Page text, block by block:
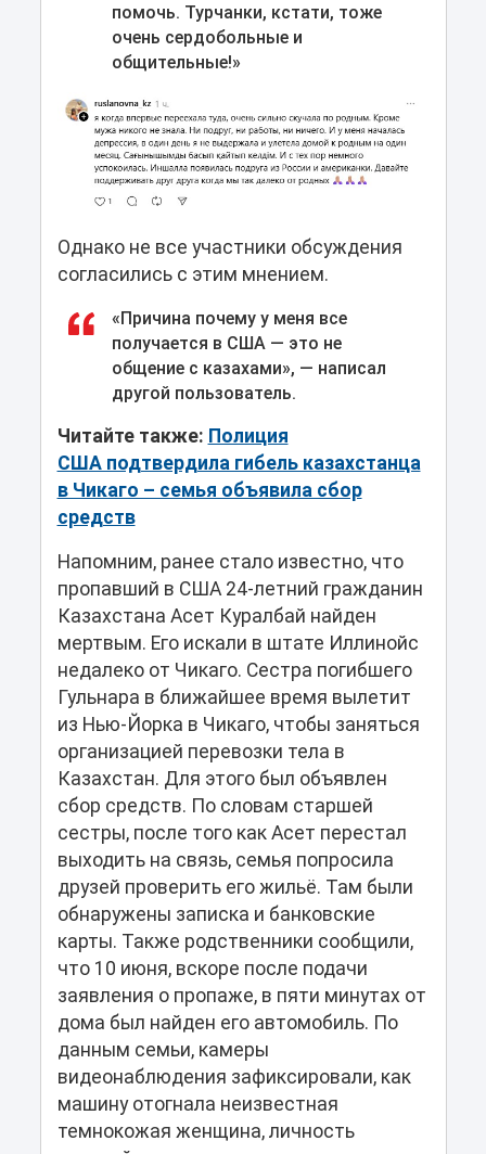
помочь. Турчанки, кстати, тоже
очень сердобольные и
общительные!»
Однако не все участники обсуждения
согласились с этим мнением.
«Причина почему у меня все
получается в США — это не
общение с казахами», — написал
другой пользователь.
Читайте также: Полиция
США подтвердила гибель казахстанца
в Чикаго – семья объявила сбор
средств
Напомним, ранее стало известно, что
пропавший в США 24-летний гражданин
Казахстана Асет Куралбай найден
мертвым. Его искали в штате Иллинойс
недалеко от Чикаго. Сестра погибшего
Гульнара в ближайшее время вылетит
из Нью-Йорка в Чикаго, чтобы заняться
организацией перевозки тела в
Казахстан. Для этого был объявлен
сбор средств. По словам старшей
сестры, после того как Асет перестал
выходить на связь, семья попросила
друзей проверить его жильё. Там были
обнаружены записка и банковские
карты. Также родственники сообщили,
что 10 июня, вскоре после подачи
заявления о пропаже, в пяти минутах от
дома был найден его автомобиль. По
данным семьи, камеры
видеонаблюдения зафиксировали, как
машину отогнала неизвестная
темнокожая женщина, личность